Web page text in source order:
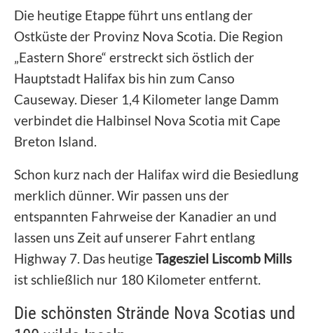
Die heutige Etappe führt uns entlang der
Ostküste der Provinz Nova Scotia. Die Region
„Eastern Shore“ erstreckt sich östlich der
Hauptstadt Halifax bis hin zum Canso
Causeway. Dieser 1,4 Kilometer lange Damm
verbindet die Halbinsel Nova Scotia mit Cape
Breton Island.
Schon kurz nach der Halifax wird die Besiedlung
merklich dünner. Wir passen uns der
entspannten Fahrweise der Kanadier an und
lassen uns Zeit auf unserer Fahrt entlang
Highway 7. Das heutigeTagesziel Liscomb Mills
ist schließlich nur 180 Kilometer entfernt.
Die schönsten Strände Nova Scotias und